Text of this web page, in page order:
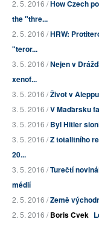
2. 5. 2016 /How Czech
the "thre...
2. 5. 2016 /HRW:
"teror...
3. 5. 2016 /Nejen v
xenof...
3. 5. 2016 /Život v
3. 5. 2016 /V Maďarsku
3. 5. 2016 /Byl Hitler
3. 5. 2016 /Z totalitního
20...
3. 5. 2016 /Turečtí
médií
2. 5. 2016 /Země
2. 5. 2016 /Boris Cvek